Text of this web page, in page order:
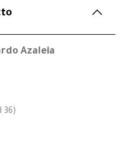
Azaleia
36)